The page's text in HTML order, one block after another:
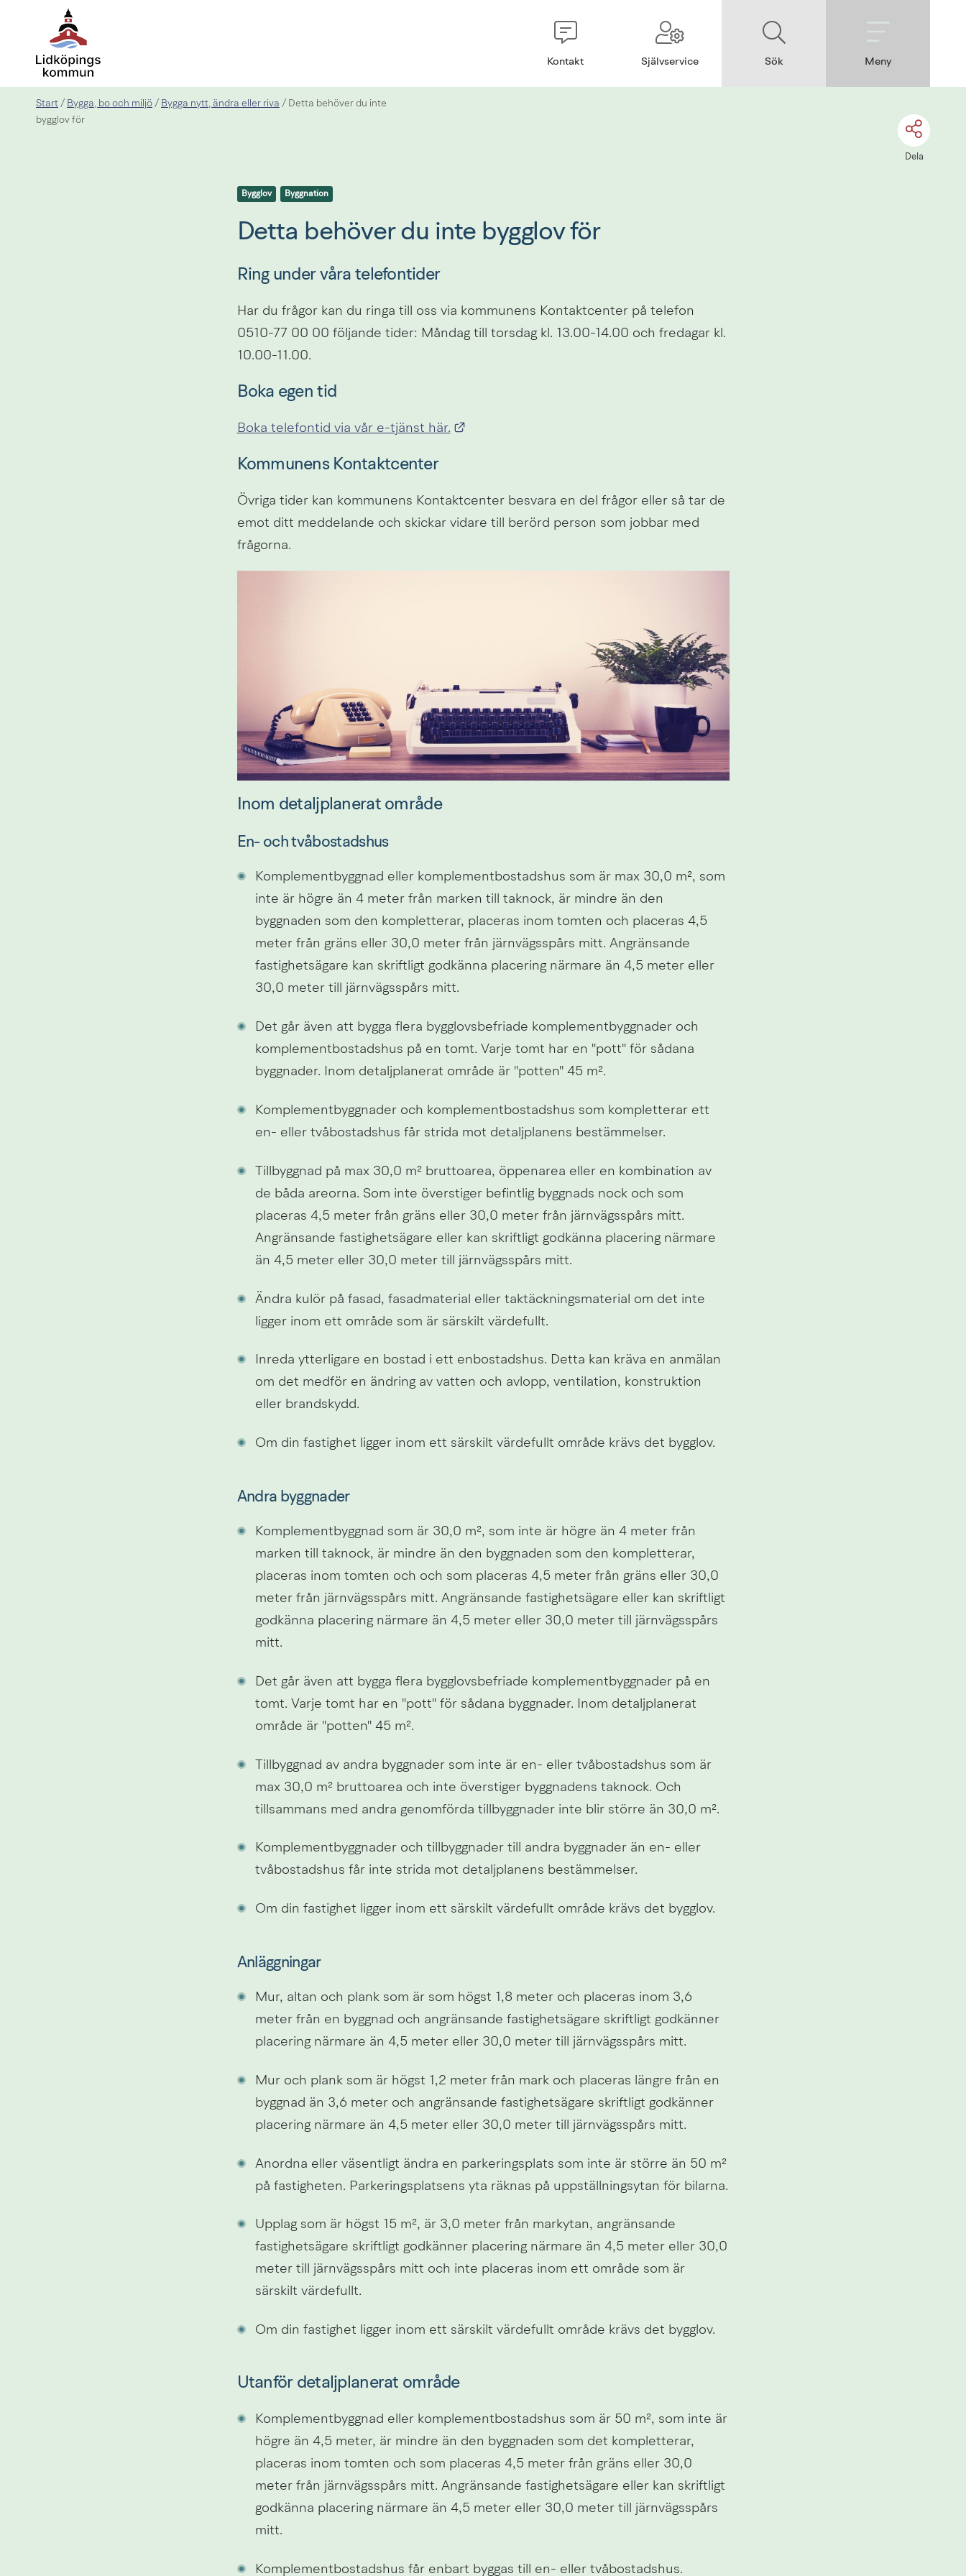
Kontakt Självservice Sök Meny
Start / Bygga, bo och miljö / Bygga nytt, ändra eller riva / Detta behöver du inte
bygglov för
Dela
Bygglov Byggnation
Detta behöver du inte bygglov för
Ring under våra telefontider
Har du frågor kan du ringa till oss via kommunens Kontaktcenter på telefon
0510-77 00 00 följande tider: Måndag till torsdag kl. 13.00-14.00 och fredagar kl.
10.00-11.00.
Boka egen tid
Boka telefontid via vår e-tjänst här. Länk till annan webbplats.
Kommunens Kontaktcenter
Övriga tider kan kommunens Kontaktcenter besvara en del frågor eller så tar de
emot ditt meddelande och skickar vidare till berörd person som jobbar med
frågorna.
Inom detaljplanerat område
En- och tvåbostadshus
Komplementbyggnad eller komplementbostadshus som är max 30,0 m², som
inte är högre än 4 meter från marken till taknock, är mindre än den
byggnaden som den kompletterar, placeras inom tomten och placeras 4,5
meter från gräns eller 30,0 meter från järnvägsspårs mitt. Angränsande
fastighetsägare kan skriftligt godkänna placering närmare än 4,5 meter eller
30,0 meter till järnvägsspårs mitt.
Det går även att bygga flera bygglovsbefriade komplementbyggnader och
komplementbostadshus på en tomt. Varje tomt har en "pott" för sådana
byggnader. Inom detaljplanerat område är "potten" 45 m².
Komplementbyggnader och komplementbostadshus som kompletterar ett
en- eller tvåbostadshus får strida mot detaljplanens bestämmelser.
Tillbyggnad på max 30,0 m² bruttoarea, öppenarea eller en kombination av
de båda areorna. Som inte överstiger befintlig byggnads nock och som
placeras 4,5 meter från gräns eller 30,0 meter från järnvägsspårs mitt.
Angränsande fastighetsägare eller kan skriftligt godkänna placering närmare
än 4,5 meter eller 30,0 meter till järnvägsspårs mitt.
Ändra kulör på fasad, fasadmaterial eller taktäckningsmaterial om det inte
ligger inom ett område som är särskilt värdefullt.
Inreda ytterligare en bostad i ett enbostadshus. Detta kan kräva en anmälan
om det medför en ändring av vatten och avlopp, ventilation, konstruktion
eller brandskydd.
Om din fastighet ligger inom ett särskilt värdefullt område krävs det bygglov.
Andra byggnader
Komplementbyggnad som är 30,0 m², som inte är högre än 4 meter från
marken till taknock, är mindre än den byggnaden som den kompletterar,
placeras inom tomten och och som placeras 4,5 meter från gräns eller 30,0
meter från järnvägsspårs mitt. Angränsande fastighetsägare eller kan skriftligt
godkänna placering närmare än 4,5 meter eller 30,0 meter till järnvägsspårs
mitt.
Det går även att bygga flera bygglovsbefriade komplementbyggnader på en
tomt. Varje tomt har en "pott" för sådana byggnader. Inom detaljplanerat
område är "potten" 45 m².
Tillbyggnad av andra byggnader som inte är en- eller tvåbostadshus som är
max 30,0 m² bruttoarea och inte överstiger byggnadens taknock. Och
tillsammans med andra genomförda tillbyggnader inte blir större än 30,0 m².
Komplementbyggnader och tillbyggnader till andra byggnader än en- eller
tvåbostadshus får inte strida mot detaljplanens bestämmelser.
Om din fastighet ligger inom ett särskilt värdefullt område krävs det bygglov.
Anläggningar
Mur, altan och plank som är som högst 1,8 meter och placeras inom 3,6
meter från en byggnad och angränsande fastighetsägare skriftligt godkänner
placering närmare än 4,5 meter eller 30,0 meter till järnvägsspårs mitt.
Mur och plank som är högst 1,2 meter från mark och placeras längre från en
byggnad än 3,6 meter och angränsande fastighetsägare skriftligt godkänner
placering närmare än 4,5 meter eller 30,0 meter till järnvägsspårs mitt.
Anordna eller väsentligt ändra en parkeringsplats som inte är större än 50 m²
på fastigheten. Parkeringsplatsens yta räknas på uppställningsytan för bilarna.
Upplag som är högst 15 m², är 3,0 meter från markytan, angränsande
fastighetsägare skriftligt godkänner placering närmare än 4,5 meter eller 30,0
meter till järnvägsspårs mitt och inte placeras inom ett område som är
särskilt värdefullt.
Om din fastighet ligger inom ett särskilt värdefullt område krävs det bygglov.
Utanför detaljplanerat område
Komplementbyggnad eller komplementbostadshus som är 50 m², som inte är
högre än 4,5 meter, är mindre än den byggnaden som det kompletterar,
placeras inom tomten och som placeras 4,5 meter från gräns eller 30,0
meter från järnvägsspårs mitt. Angränsande fastighetsägare eller kan skriftligt
godkänna placering närmare än 4,5 meter eller 30,0 meter till järnvägsspårs
mitt.
Komplementbostadshus får enbart byggas till en- eller tvåbostadshus.